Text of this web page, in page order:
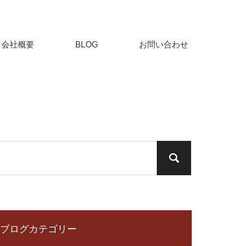
会社概要 BLOG お問い合わせ
ブログカテゴリー